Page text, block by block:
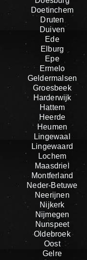
Doetinchem
Druten
Duiven
Ede
Elburg
Epe
Ermelo
Geldermalsen
Groesbeek
Harderwijk
Hattem
Heerde
Heumen
Lingewaal
Lingewaard
Lochem
Maasdriel
Montferland
Neder-Betuwe
Neerijnen
Nijkerk
Nijmegen
Nunspeet
Oldebroek
Oost
Gelre